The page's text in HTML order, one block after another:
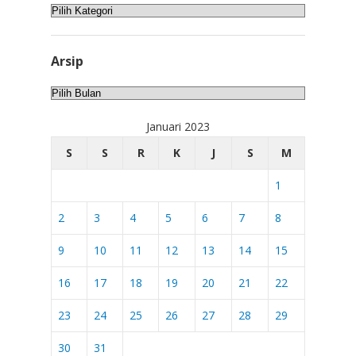
Kategori
Arsip
Arsip
Januari 2023
S
S R K J S M
1
2 3 4 5 6 7 8
9 10 11 12 13 14 15
16 17 18 19 20 21 22
23 24 25 26 27 28 29
30
31